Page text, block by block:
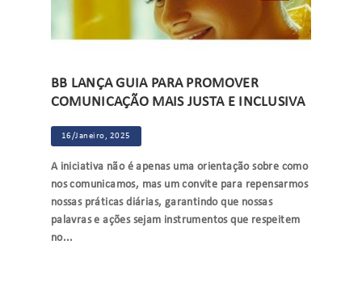
BB LANÇA GUIA PARA PROMOVER
COMUNICAÇÃO MAIS JUSTA E INCLUSIVA
16/Janeiro, 2025
A iniciativa não é apenas uma orientação sobre como
nos comunicamos, mas um convite para repensarmos
nossas práticas diárias, garantindo que nossas
palavras e ações sejam instrumentos que respeitem
no...